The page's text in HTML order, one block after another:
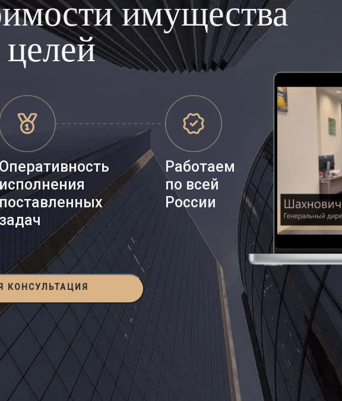
имущества
Оперативность
исполнения
задач
Работаем
по всей
России
КОНСУЛЬТАЦИЯ